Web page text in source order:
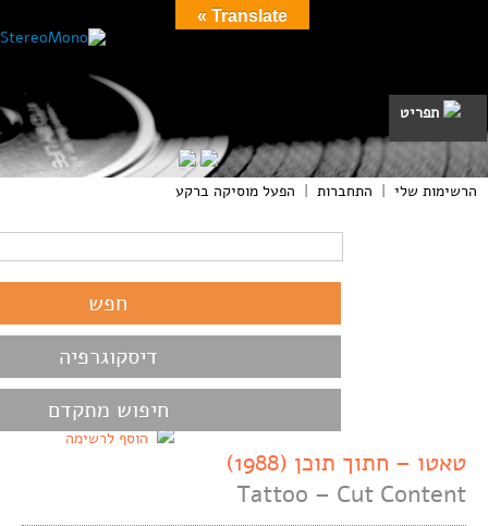
תפריט
הרשימות שלי | התחברות | הפעל מוסיקה ברקע
דיסקוגרפיה
חיפוש מתקדם
הוסף לרשימה
טאטו – חתוך תוכן (1988)
Tattoo – Cut Content
Translate »